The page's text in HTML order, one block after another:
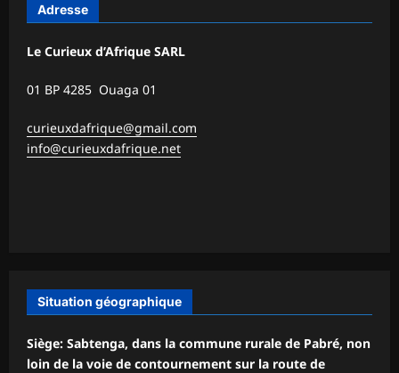
Adresse
Le Curieux d’Afrique SARL
01 BP 4285 Ouaga 01
curieuxdafrique@gmail.com
info@curieuxdafrique.net
Situation géographique
Siège: Sabtenga, dans la commune rurale de Pabré, non
loin de la voie de contournement sur la route de